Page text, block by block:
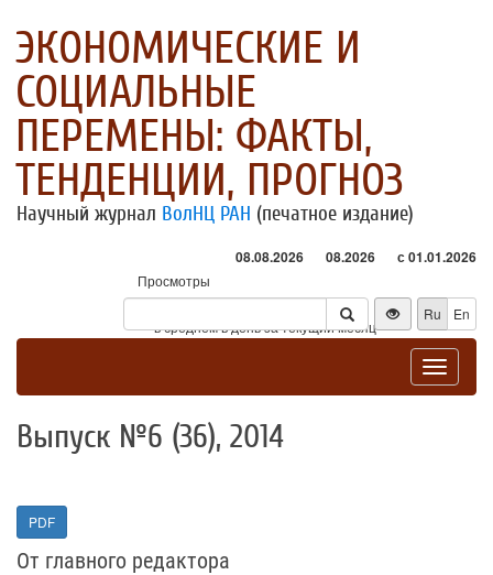
ЭКОНОМИЧЕСКИЕ И
СОЦИАЛЬНЫЕ
ПЕРЕМЕНЫ: ФАКТЫ,
ТЕНДЕНЦИИ, ПРОГНОЗ
Научный журнал ВолНЦ РАН (печатное издание)
08.08.2026 08.2026 с 01.01.2026
Просмотры
Посетители
* - в среднем в день за текущий месяц
Ru En
Toggle
Выпуск №6 (36), 2014
PDF
От главного редактора